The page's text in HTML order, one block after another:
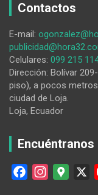
los
Loja
y
se
Contactos
E-mail:
Celulares: 099 215
Dirección: Bolívar
piso), a pocos
ciudad de Loja.
Loja, Ecuador
Encuéntranos